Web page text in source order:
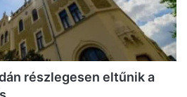
részlegesen eltűnik a